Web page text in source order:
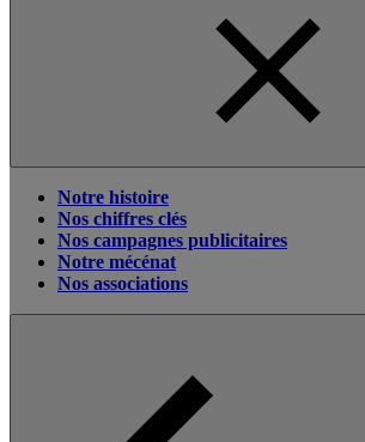
Notre histoire
Nos chiffres clés
Nos campagnes publicitaires
Notre mécénat
Nos associations